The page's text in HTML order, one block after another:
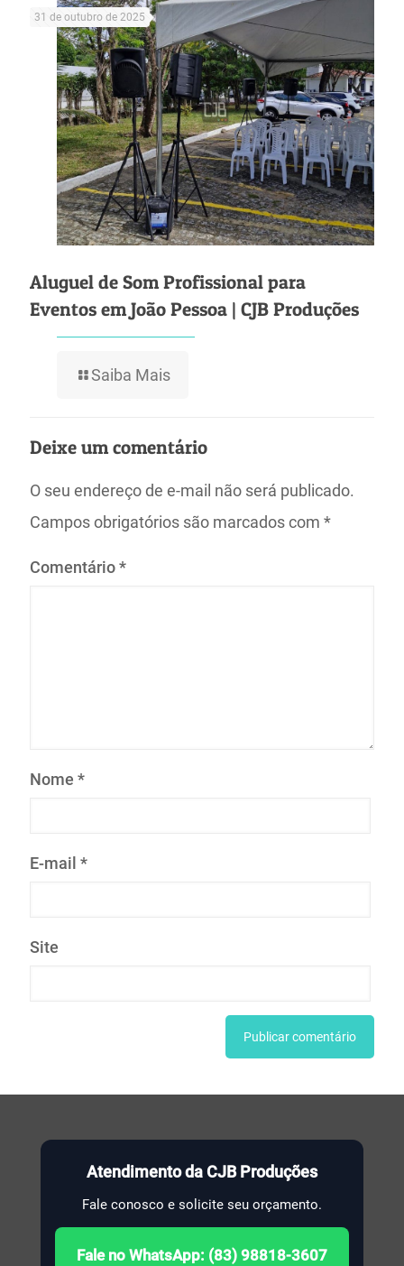
31 de outubro de 2025
Aluguel de Som Profissional para
Eventos em João Pessoa | CJB Produções
Saiba Mais
Deixe um comentário
O seu endereço de e-mail não será publicado.
Campos obrigatórios são marcados com *
Comentário*
Nome *
E-mail *
Site
Atendimento da CJB Produções
Fale conosco e solicite seu orçamento.
Fale no WhatsApp: (83) 98818-3607